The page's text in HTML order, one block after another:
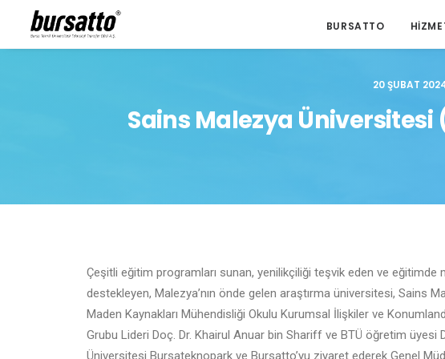
BURSATTO
20 ŞUBAT
Sains Malezya
Çeşitli eğitim programları sunan, yenilikçiliği teşvik eden ve eğitimde
destekleyen, Malezya’nın önde gelen araştırma üniversitesi, Sains
Maden Kaynakları Mühendisliği Okulu Kurumsal İlişkiler ve
Grubu Lideri Doç. Dr. Khairul Anuar bin Shariff ve BTÜ öğretim üyesi
Üniversitesi Bursateknopark ve Bursatto’yu ziyaret ederek Genel